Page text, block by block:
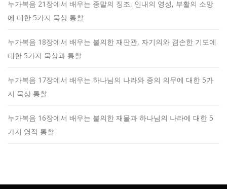
누가복음 21장에서 배우는 종말의 징조, 인내의 영성, 부활의 소망
에 대한 5가지 묵상 통찰
누가복음 18장에서 배우는 불의한 재판관, 자기의와 겸손한 기도에
대한 5가지 묵상과 통찰
누가복음 17장에서 배우는 하나님의 나라와 종의 의무에 대한 5가
지 묵상 통찰
누가복음 16장에서 배우는 불의한 재물과 하나님의 나라에 대한 5
가지 영적 통찰